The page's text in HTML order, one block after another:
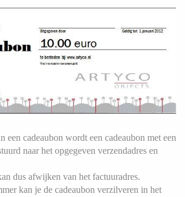
een cadeaubon wordt een cadeaubon met een
naar het opgegeven verzendadres en
dus afwijken van het factuuradres.
kan je de cadeaubon verzilveren in het